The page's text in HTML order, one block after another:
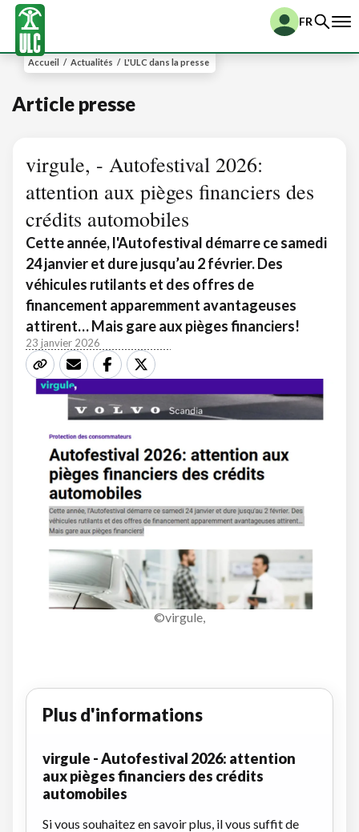
FR
Accueil / Actualités / L'ULC dans la presse
Article presse
virgule, - Autofestival 2026:
attention aux pièges financiers des
crédits automobiles
Cette année, l'Autofestival démarre ce samedi
24 janvier et dure jusqu’au 2 février. Des
véhicules rutilants et des offres de
financement apparemment avantageuses
attirent… Mais gare aux pièges financiers!
23 janvier 2026
©virgule,
Plus d'informations
virgule - Autofestival 2026: attention
aux pièges financiers des crédits
automobiles
Si vous souhaitez en savoir plus, il vous suffit de